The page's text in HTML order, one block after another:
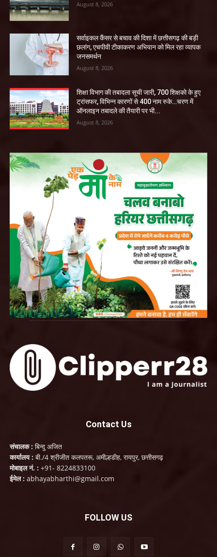
August 8, 2026
सर्वाइकल कैंसर से बचाव की दिशा में छत्तीसगढ़ की बड़ी
छलांग, एचपीवी टीकाकरण अभियान को मिल रहा व्यापक
जनसमर्थन
August 8, 2026
शिक्षा विभाग की तबादला सूची जारी, 700 शिक्षको के हुए
ट्रांसफर, विभिन्न कारणों से 400 नाम रुके…चरण में
ऑनलाइन तबादले की तैयारी पर भी...
August 8, 2026
Contact Us
संचालक : बिन्दु अजित
कार्यालय : बी./4 श्रीजीत कलपतरू, अमील्हडीह, रायपुर, छत्तीसगढ़
मोबाइल नं. : +91- 8224833100
ईमेल : abhayabharthi@gmail.com
FOLLOW US